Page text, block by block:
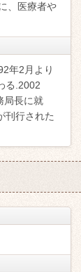
、医療者や
年2月より
る.2002
局長に就
刊行された